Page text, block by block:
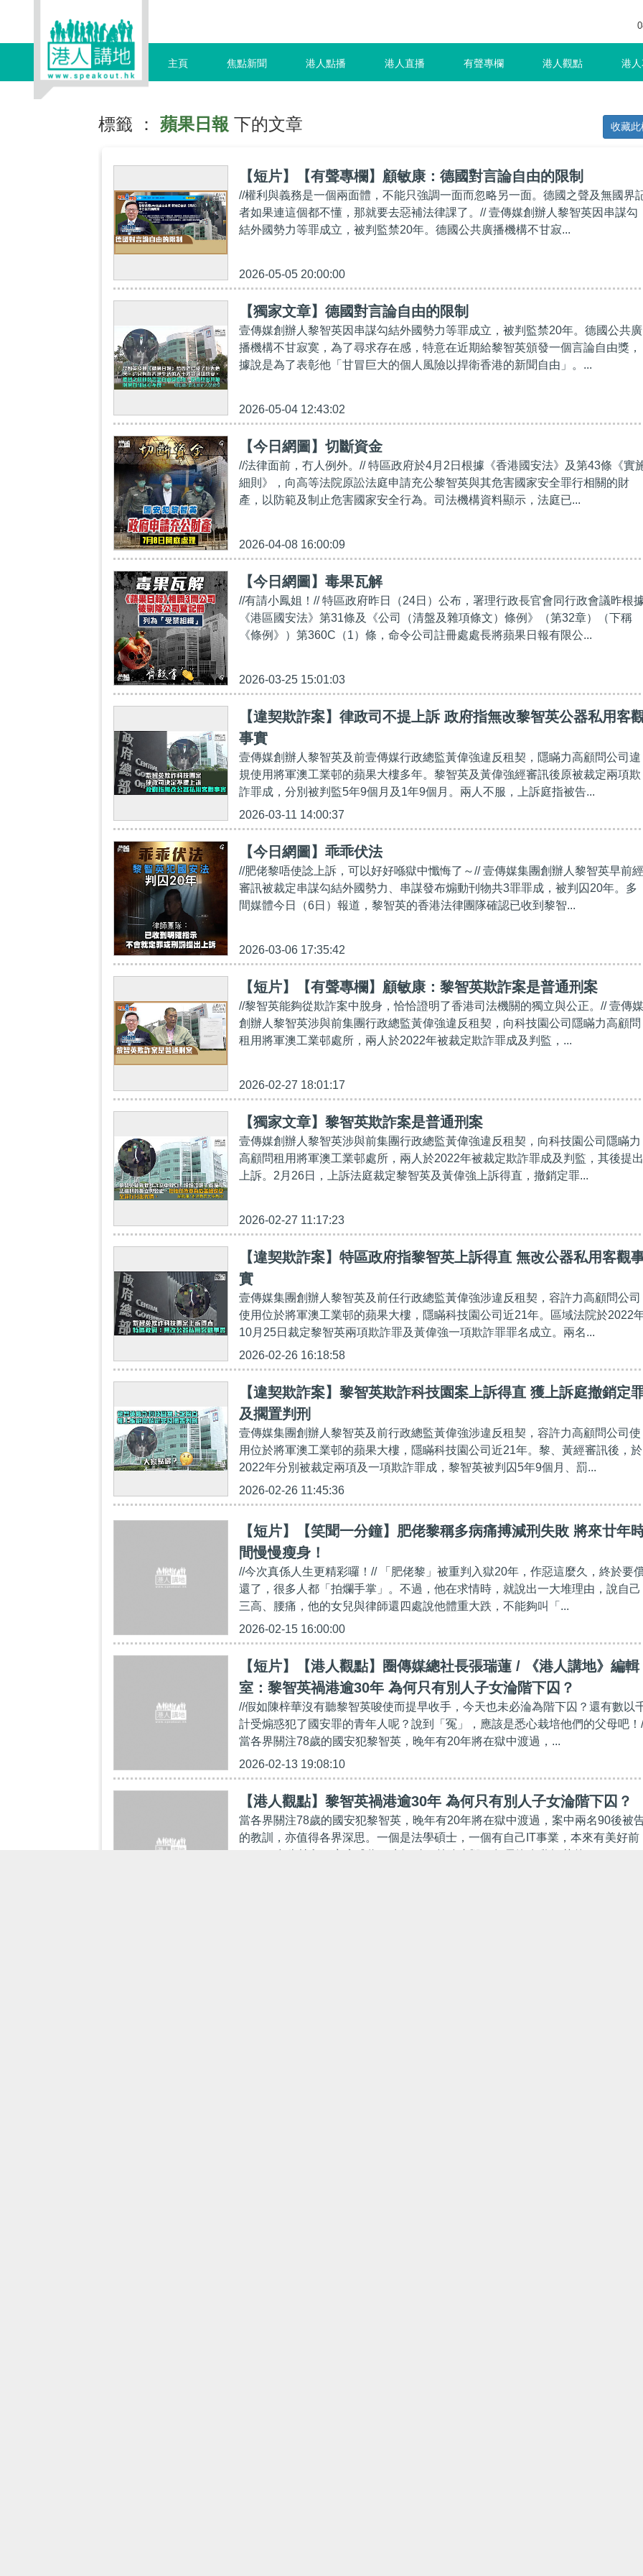
主頁 焦點新聞 港人點播 港人直播 有聲專欄 港人觀點 港
標籤 ： 蘋果日報 下的文章 收藏此
【短片】【有聲專欄】顧敏康：德國對言論自由的限制
//權利與義務是一個兩面體，不能只強調一面而忽略另一面。德國之聲及無國界
者如果連這個都不懂，那就要去惡補法律課了。// 壹傳媒創辦人黎智英因串謀勾
結外國勢力等罪成立，被判監禁20年。德國公共廣播機構不甘寂...
2026-05-05 20:00:00
【獨家文章】德國對言論自由的限制
壹傳媒創辦人黎智英因串謀勾結外國勢力等罪成立，被判監禁20年。德國公共廣
播機構不甘寂寞，為了尋求存在感，特意在近期給黎智英頒發一個言論自由獎，
據說是為了表彰他「甘冒巨大的個人風險以捍衛香港的新聞自由」。...
2026-05-04 12:43:02
【今日網圖】切斷資金
//法律面前，冇人例外。// 特區政府於4月2日根據《香港國安法》及第43條《實
細則》，向高等法院原訟法庭申請充公黎智英與其危害國家安全罪行相關的財
產，以防範及制止危害國家安全行為。司法機構資料顯示，法庭已...
2026-04-08 16:00:09
【今日網圖】毒果瓦解
//有請小鳳姐！// 特區政府昨日（24日）公布，署理行政長官會同行政會議昨根
《港區國安法》第31條及《公司（清盤及雜項條文）條例》（第32章）（下稱
《條例》）第360C（1）條，命令公司註冊處處長將蘋果日報有限公...
2026-03-25 15:01:03
【違契欺詐案】律政司不提上訴 政府指無改黎智英公器私用客
事實
壹傳媒創辦人黎智英及前壹傳媒行政總監黃偉強違反租契，隱瞞力高顧問公司違
規使用將軍澳工業邨的蘋果大樓多年。黎智英及黃偉強經審訊後原被裁定兩項欺
詐罪成，分別被判監5年9個月及1年9個月。兩人不服，上訴庭指被告...
2026-03-11 14:00:37
【今日網圖】乖乖伏法
//肥佬黎唔使諗上訴，可以好好喺獄中懺悔了～// 壹傳媒集團創辦人黎智英早前經
審訊被裁定串謀勾結外國勢力、串謀發布煽動刊物共3罪罪成，被判囚20年。多
間媒體今日（6日）報道，黎智英的香港法律團隊確認已收到黎智...
2026-03-06 17:35:42
【短片】【有聲專欄】顧敏康：黎智英欺詐案是普通刑案
//黎智英能夠從欺詐案中脫身，恰恰證明了香港司法機關的獨立與公正。// 壹傳媒
創辦人黎智英涉與前集團行政總監黃偉強違反租契，向科技園公司隱瞞力高顧問
租用將軍澳工業邨處所，兩人於2022年被裁定欺詐罪成及判監，...
2026-02-27 18:01:17
【獨家文章】黎智英欺詐案是普通刑案
壹傳媒創辦人黎智英涉與前集團行政總監黃偉強違反租契，向科技園公司隱瞞力
高顧問租用將軍澳工業邨處所，兩人於2022年被裁定欺詐罪成及判監，其後提出
上訴。2月26日，上訴法庭裁定黎智英及黃偉強上訴得直，撤銷定罪...
2026-02-27 11:17:23
【違契欺詐案】特區政府指黎智英上訴得直 無改公器私用客觀
實
壹傳媒集團創辦人黎智英及前任行政總監黃偉強涉違反租契，容許力高顧問公司
使用位於將軍澳工業邨的蘋果大樓，隱瞞科技園公司近21年。區域法院於2022
10月25日裁定黎智英兩項欺詐罪及黃偉強一項欺詐罪罪名成立。兩名...
2026-02-26 16:18:58
【違契欺詐案】黎智英欺詐科技園案上訴得直 獲上訴庭撤銷定
及擱置判刑
壹傳媒集團創辦人黎智英及前行政總監黃偉強涉違反租契，容許力高顧問公司使
用位於將軍澳工業邨的蘋果大樓，隱瞞科技園公司近21年。黎、黃經審訊後，於
2022年分別被裁定兩項及一項欺詐罪成，黎智英被判囚5年9個月、罰...
2026-02-26 11:45:36
【短片】【笑聞一分鐘】肥佬黎稱多病痛搏減刑失敗 將來廿年
間慢慢瘦身！
//今次真係人生更精彩囉！// 「肥佬黎」被重判入獄20年，作惡這麼久，終於要
還了，很多人都「拍爛手掌」。不過，他在求情時，就說出一大堆理由，說自己
三高、腰痛，他的女兒與律師還四處說他體重大跌，不能夠叫「...
2026-02-15 16:00:00
【短片】【港人觀點】圈傳媒總社長張瑞蓮 / 《港人講地》編輯
室：黎智英禍港逾30年 為何只有別人子女淪階下囚？
//假如陳梓華沒有聽黎智英唆使而提早收手，今天也未必淪為階下囚？還有數以
計受煽惑犯了國安罪的青年人呢？說到「冤」，應該是悉心栽培他們的父母吧！
當各界關注78歲的國安犯黎智英，晚年有20年將在獄中渡過，...
2026-02-13 19:08:10
【港人觀點】黎智英禍港逾30年 為何只有別人子女淪階下囚？
當各界關注78歲的國安犯黎智英，晚年有20年將在獄中渡過，案中兩名90後被
的教訓，亦值得各界深思。一個是法學碩士，一個有自己IT事業，本來有美好前